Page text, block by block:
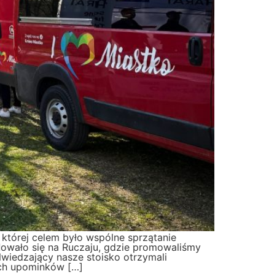
celem było wspólne sprzątanie
się na Ruczaju, gdzie promowaliśmy
nasze stoisko otrzymali
upominków […]